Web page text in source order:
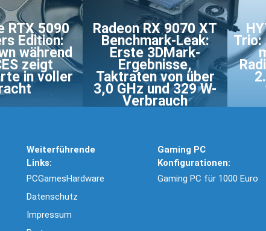
RTX 5090
Edition:
während
zeigt
in voller
Radeon RX 9070 XT
Benchmark-Leak:
Erste 3DMark-
Ergebnisse,
Taktraten von über
3,0 GHz und 329 W-
Verbrauch
Trio:
Weiterführende
Links:
PCGamesHardware
Datenschutz
Impressum
Gaming PC
Konfigurationen:
Gaming PC für 1000 Euro